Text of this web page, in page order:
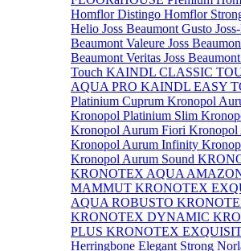
Homflor Distingo Homflor
Helio Joss Beaumont Gusto
Beaumont Valeure Joss
Beaumont Veritas Joss
Touch KAINDL CLASSIC
AQUA PRO KAINDL EASY
Platinium Cuprum Kronopol
Kronopol Platinium Slim
Kronopol Aurum Fiori Kronopol
Kronopol Aurum Infinity
Kronopol Aurum Sound
KRONOTEX AQUA
MAMMUT KRONOTEX
AQUA ROBUSTO
KRONOTEX DYNAMIC
PLUS KRONOTEX
Herringbone Elegant Strong